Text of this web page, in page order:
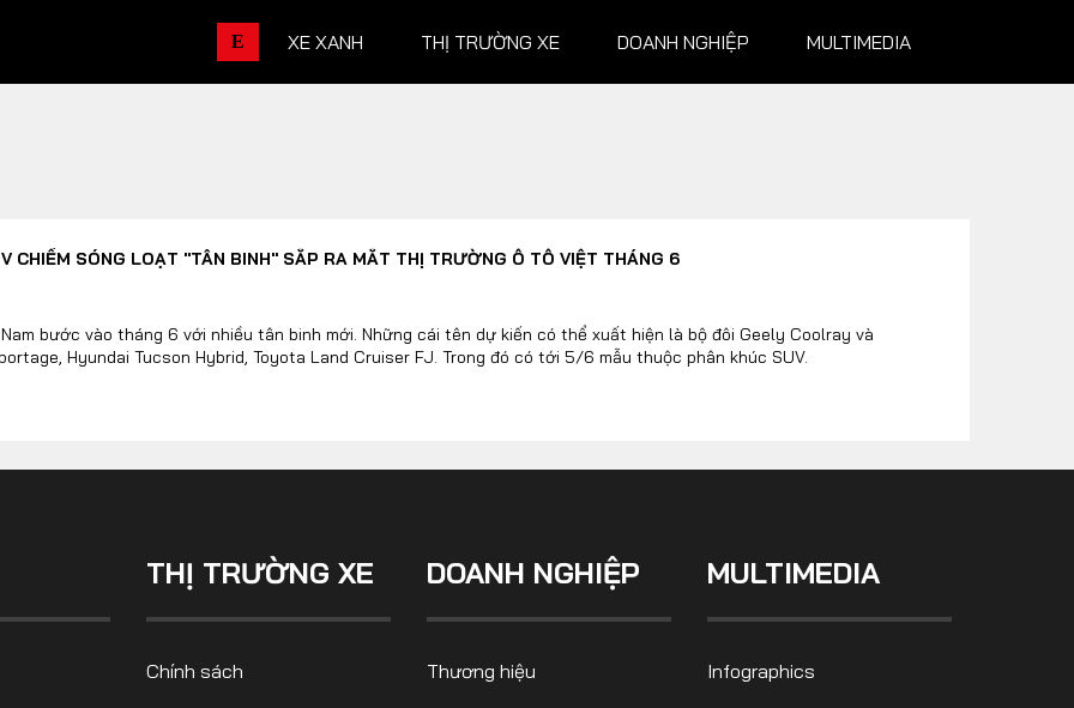
E XE XANH THỊ TRƯỜNG XE DOANH NGHIỆP MULTIMEDIA
Số liệu thị trường
Nhịp sống thị trường
Nhân vật
Quản trị
Album ảnh
CONTACT US
CHIẾM SÓNG LOẠT "TÂN BINH" SẮP RA MẮT THỊ TRƯỜNG Ô TÔ VIỆT THÁNG 6
bước vào tháng 6 với nhiều tân binh mới. Những cái tên dự kiến có thể xuất hiện là bộ đôi Geely Coolray và
Hyundai Tucson Hybrid, Toyota Land Cruiser FJ. Trong đó có tới 5/6 mẫu thuộc phân khúc SUV.
THỊ TRƯỜNG XE
Chính sách
DOANH NGHIỆP
Thương hiệu
MULTIMEDIA
Infographics